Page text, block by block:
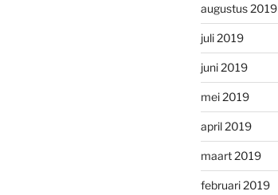
augustus 2019
juli 2019
juni 2019
mei 2019
april 2019
maart 2019
februari 2019